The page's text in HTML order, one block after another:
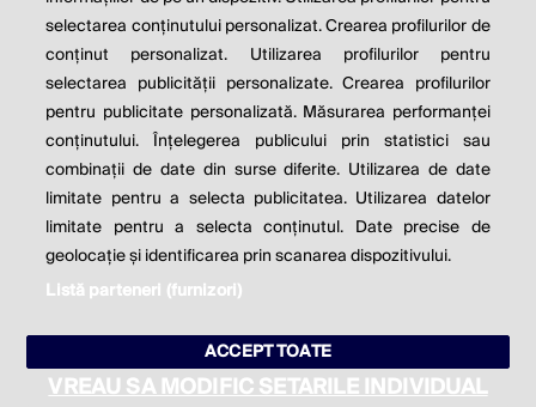
© 2026 Profit.ro. Toate drepturile rezervate.
Dezvoltat de1616.ro
Contact Publicitate Despre noi
Politica de cookie Politica de
confidențialitate
este parte a
selectarea conținutului personalizat. Crearea profilurilor de
conținut personalizat. Utilizarea profilurilor pentru
selectarea publicității personalizate. Crearea profilurilor
pentru publicitate personalizată. Măsurarea performanței
conținutului. Înțelegerea publicului prin statistici sau
combinații de date din surse diferite. Utilizarea de date
limitate pentru a selecta publicitatea. Utilizarea datelor
limitate pentru a selecta conținutul. Date precise de
geolocație și identificarea prin scanarea dispozitivului.
Listă parteneri (furnizori)
ACCEPT TOATE
VREAU SA MODIFIC SETARILE INDIVIDUAL